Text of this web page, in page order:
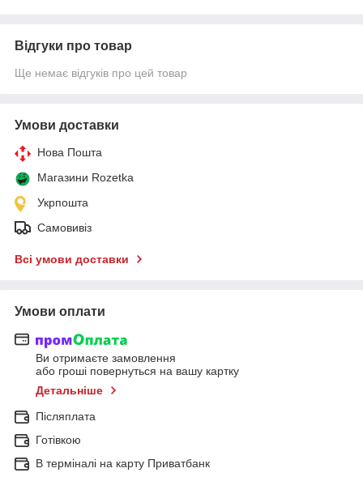
Відгуки про товар
Ще немає відгуків про цей товар
Умови доставки
Нова Пошта
Магазини Rozetka
Укрпошта
Самовивіз
Всі умови доставки
Умови оплати
Ви отримаєте замовлення
або гроші повернуться на вашу картку
Детальніше
Післяплата
Готівкою
В терміналі на карту Приватбанк